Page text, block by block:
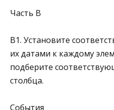
Часть В
В1. Установите
их датами к каждому
подберите
столбца.
События